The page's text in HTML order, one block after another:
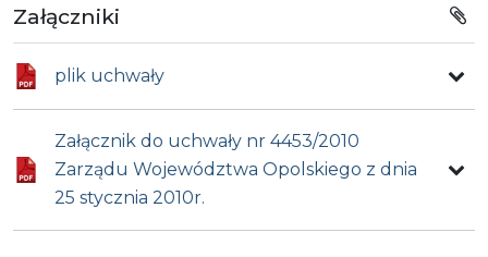
Załączniki
plik uchwały
Załącznik do uchwały nr 4453/2010
Zarządu Województwa Opolskiego z dnia
25 stycznia 2010r.